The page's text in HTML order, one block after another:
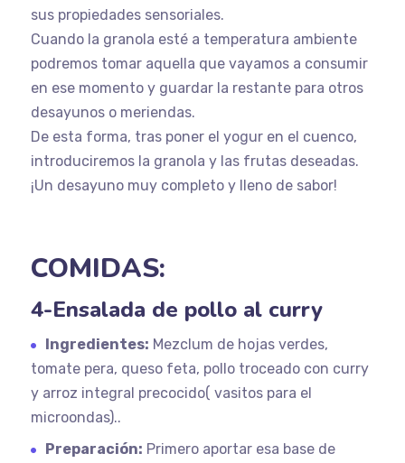
sus propiedades sensoriales.
Cuando la granola esté a temperatura ambiente
podremos tomar aquella que vayamos a consumir
en ese momento y guardar la restante para otros
desayunos o meriendas.
De esta forma, tras poner el yogur en el cuenco,
introduciremos la granola y las frutas deseadas.
¡Un desayuno muy completo y lleno de sabor!
COMIDAS:
4-Ensalada de pollo al curry
Ingredientes: Mezclum de hojas verdes,
tomate pera, queso feta, pollo troceado con curry
y arroz integral precocido( vasitos para el
microondas)..
Preparación: Primero aportar esa base de